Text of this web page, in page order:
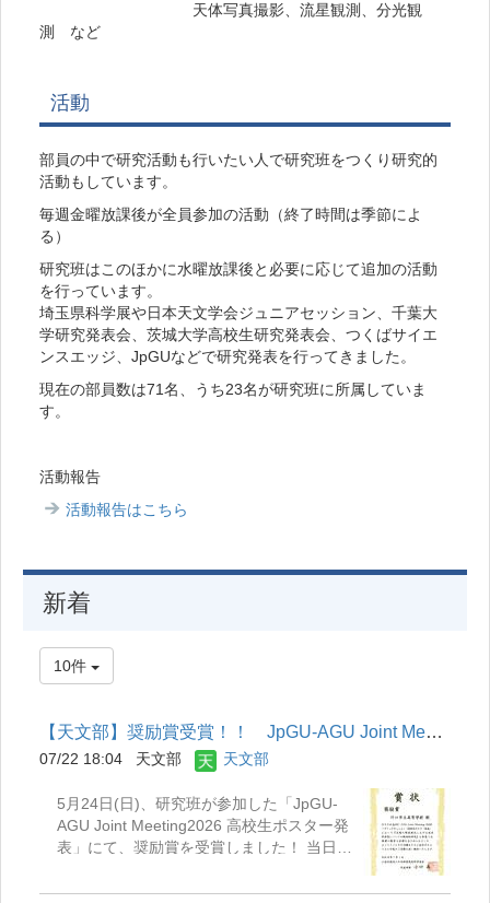
天体写真撮影、流星観測、分光観
測 など
活動
部員の中で研究活動も行いたい人で研究班をつくり研究的
活動もしています。
毎週金曜放課後が全員参加の活動（終了時間は季節によ
る）
研究班はこのほかに水曜放課後と必要に応じて追加の活動
を行っています。
埼玉県科学展や日本天文学会ジュニアセッション、千葉大
学研究発表会、茨城大学高校生研究発表会、つくばサイエ
ンスエッジ、JpGUなどで研究発表を行ってきました。
現在の部員数は71名、うち23名が研究班に所属していま
す。
活動報告
活動報告はこちら
新着
10件
【天文部】奨励賞受賞！！ JpGU-AGU Joint Meeting2026 高校生ポ...
07/22 18:04 天文部 天文部
5月24日(日)、研究班が参加した「JpGU-
AGU Joint Meeting2026 高校生ポスター発
表」にて、奨励賞を受賞しました！ 当日は
が出展されました。その中で20番に入った